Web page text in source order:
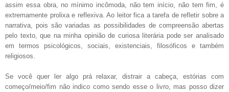
assim essa obra, no mínimo incômoda, não tem início, não tem fim, é
extremamente prolixa e reflexiva. Ao leitor fica a tarefa de refletir sobre a
narrativa, pois são variadas as possibilidades de compreensão abertas
pelo texto, que na minha opinião de curiosa literária pode ser analisado
em termos psicológicos, sociais, existenciais, filosóficos e também
religiosos.
Se você quer ler algo prá relaxar, distrair a cabeça, estórias com
começo/meio/fim não indico como sendo esse o livro, mas posso dizer